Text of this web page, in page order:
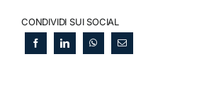
CONDIVIDI SUI SOCIAL